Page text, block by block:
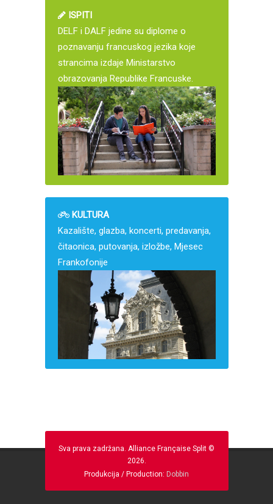
ISPITI
DELF i DALF jedine su diplome o
poznavanju francuskog jezika koje
strancima izdaje Ministarstvo
obrazovanja Republike Francuske.
KULTURA
Kazalište, glazba, koncerti, predavanja,
čitaonica, putovanja, izložbe, Mjesec
Frankofonije
Sva prava zadržana. Alliance Française Split ©
2026.
Produkcija / Production: Dobbin